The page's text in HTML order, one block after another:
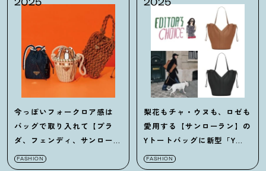
今っぽいフォークロア感は
バッグで取り入れて【プラ
ダ、フェンディ、サンローラ
ン】の夏バッグ7選
FASHION
梨花もチャ・ウヌも、ロゼも
愛用する【サンローラン】の
Yトートバッグに新型「Y
ホーボー」が登場
FASHION